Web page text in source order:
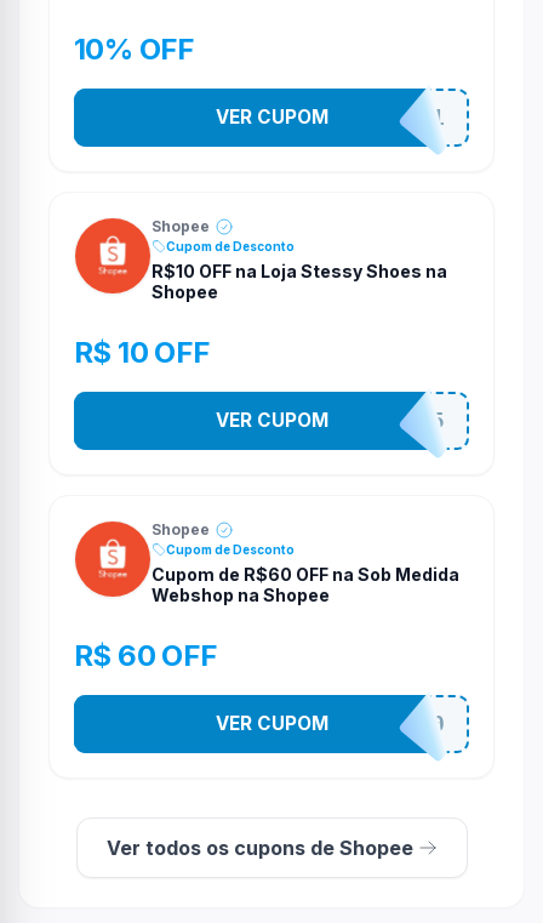
10% OFF
STES2541
VER CUPOM
Shopee
Cupom de Desconto
R$10 OFF na Loja Stessy Shoes na
Shopee
R$ 10 OFF
STES2525
VER CUPOM
Shopee
Cupom de Desconto
Cupom de R$60 OFF na Sob Medida
Webshop na Shopee
R$ 60 OFF
SOBM60400
VER CUPOM
Ver todos os cupons de Shopee